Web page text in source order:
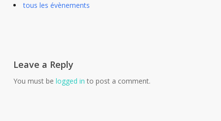
tous les évènements
Leave a Reply
You must be logged in to post a comment.